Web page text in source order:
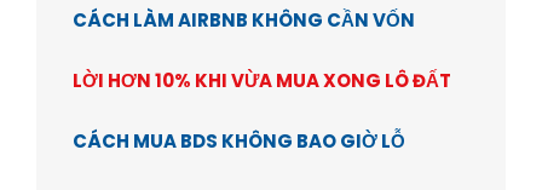
CÁCH LÀM AIRBNB KHÔNG CẦN VỐN
LỜI HƠN 10% KHI VỪA MUA XONG LÔ ĐẤT
CÁCH MUA BDS KHÔNG BAO GIỜ LỖ